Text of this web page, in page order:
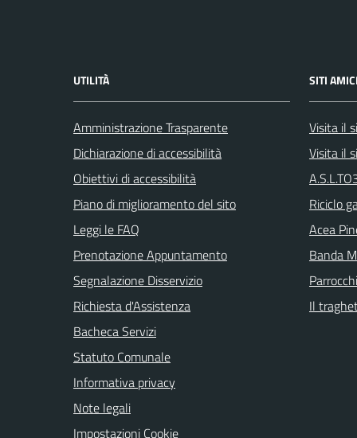
UTILITÀ
Amministrazione Trasparente
Dichiarazione di accessibilità
Obiettivi di accessibilità
Piano di miglioramento del sito
Leggi le FAQ
Prenotazione Appuntamento
Segnalazione Disservizio
Richiesta d'Assistenza
Bacheca Servizi
Statuto Comunale
Informativa privacy
Note legali
Impostazioni Cookie
SITI AMICI
Visita il
Visita il
Riciclo
Acea
Banda
Il